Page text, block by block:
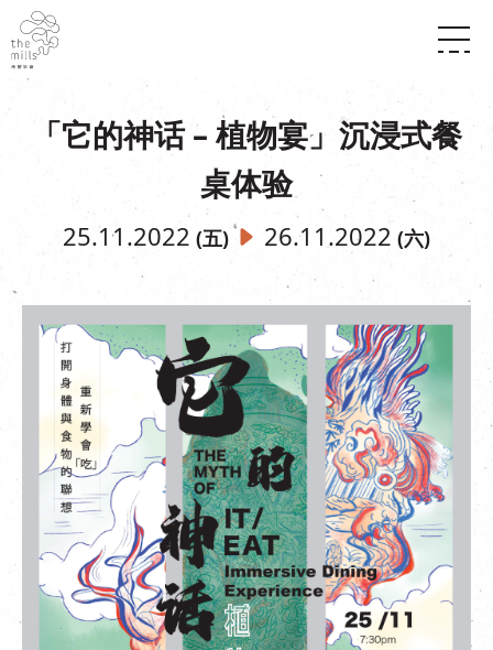
关于南丰纱厂
三大支柱
店堂指南
活动场地
活动世界之約
景点
走进南丰纱厂
CHAT六厂
南丰作坊
其他體驗
到访我们
开放时间及位置
穿梭巴士服务
停车场
NF TOUCH
|繁
「它的神话 – 植物宴」沉浸式餐
桌体验
25.11.2022 (五) 26.11.2022 (六)